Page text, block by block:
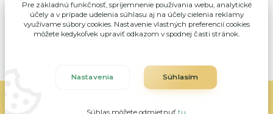
Pre základnú funkčnosť, spríjemnenie používania webu, analytické
účely a v prípade udelenia súhlasu aj na účely cielenia reklamy
využívame súbory cookies. Nastavenie vlastných preferencií cookies
môžete kedykoľvek upraviť odkazom v spodnej časti stránok.
Nastavenia Súhlasím
Súhlas môžete odmietnuť tu